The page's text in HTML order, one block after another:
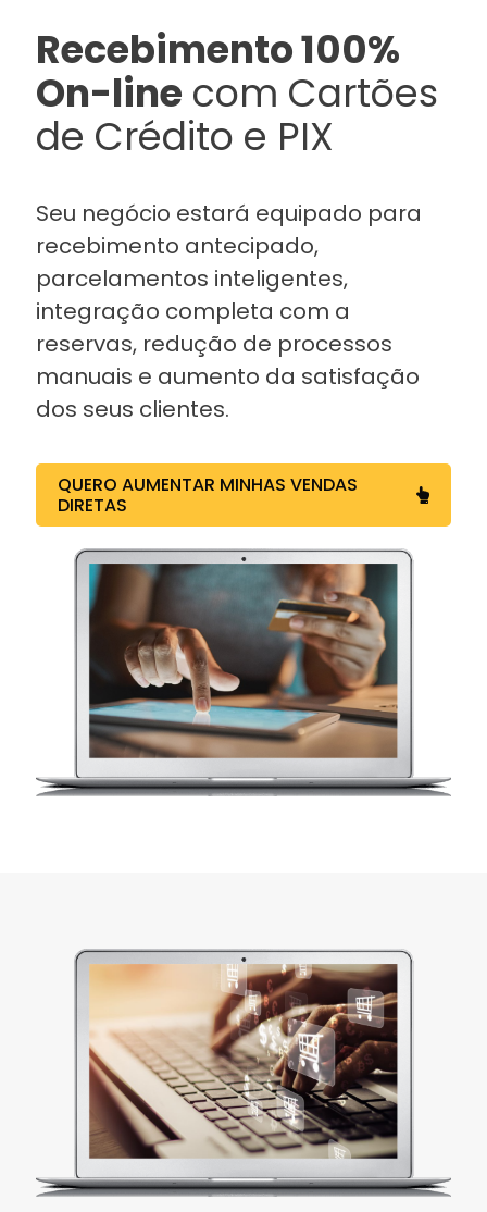
Recebimento 100%
On-line com Cartões
de Crédito e PIX
Seu negócio estará equipado para
recebimento antecipado,
parcelamentos inteligentes,
integração completa com a
reservas, redução de processos
manuais e aumento da satisfação
dos seus clientes.
QUERO AUMENTAR MINHAS VENDAS
DIRETAS